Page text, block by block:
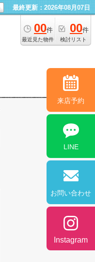
最終更新：2026年08月07日
00件
最近見た物件
00件
検討リスト
来店予約
LINE
お問い合わせ
Instagram